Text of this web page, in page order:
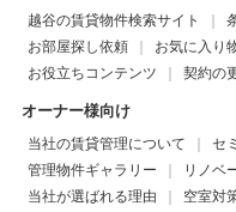
越谷の賃貸物件検索サイト
お部屋探し依頼
お気に入り
お役立ちコンテンツ
契約の
オーナー様向け
当社の賃貸管理について セ
管理物件ギャラリー
リノベ
当社が選ばれる理由
空室対